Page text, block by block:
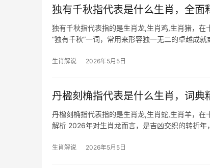
独有千秋指代表是什么生肖，全面
独有千秋指代表指的是生肖龙,生肖鸡,生肖猪，在
“独有千秋”一词，常用来形容独一无二的卓越成
生肖解说 2026年5月5日
丹楹刻桷指代表是什么生肖，词典
丹楹刻桷指代表指的是生肖龙,生肖蛇,生肖羊，
解析 2026年对生肖龙而言，是吉凶交织的转折
生肖解说 2026年5月5日